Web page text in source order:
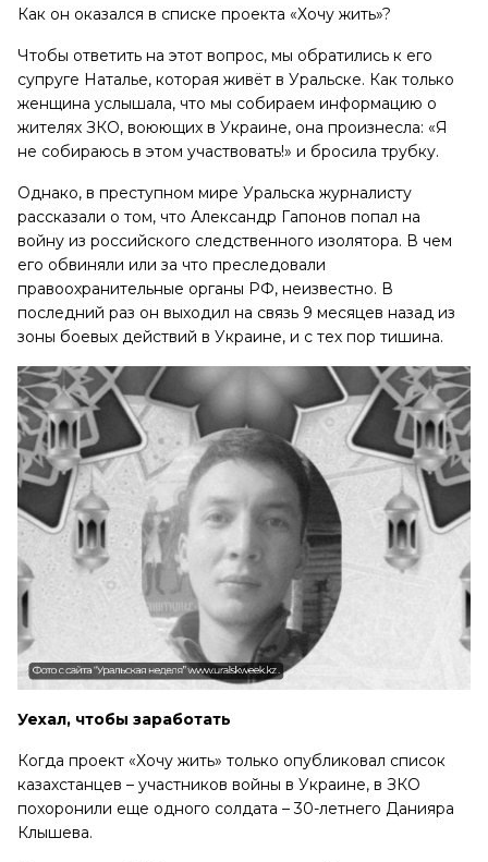
Как он оказался в списке проекта «Хочу жить»?
Чтобы ответить на этот вопрос, мы обратились к его
супруге Наталье, которая живёт в Уральске. Как только
женщина услышала, что мы собираем информацию о
жителях ЗКО, воюющих в Украине, она произнесла: «Я
не собираюсь в этом участвовать!» и бросила трубку.
Однако, в преступном мире Уральска журналисту
рассказали о том, что Александр Гапонов попал на
войну из российского следственного изолятора. В чем
его обвиняли или за что преследовали
правоохранительные органы РФ, неизвестно. В
последний раз он выходил на связь 9 месяцев назад из
зоны боевых действий в Украине, и с тех пор тишина.
Уехал, чтобы заработать
Когда проект «Хочу жить» только опубликовал список
казахстанцев – участников войны в Украине, в ЗКО
похоронили еще одного солдата – 30-летнего Данияра
Клышева.